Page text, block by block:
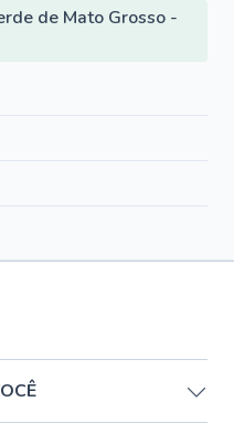
de Mato Grosso -